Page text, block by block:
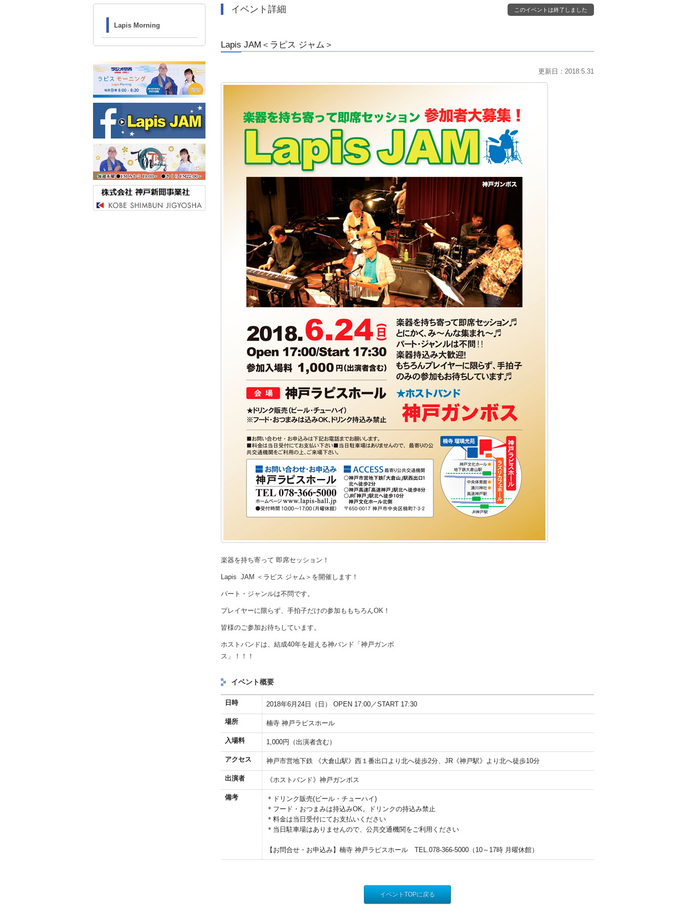
Lapis Morning
イベント詳細 このイベントは終了しました
Lapis JAM＜ラピス ジャム＞
更新日：2018.5.31
楽器を持ち寄って 即席セッション！
Lapis JAM ＜ラピス ジャム＞ を開催します！
パート・ジャンルは不問です。
プレイヤーに限らず、手拍子だけの参加ももちろんOK！
皆様のご参加お待ちしています。
ホストバンドは、結成40年を超える神バンド「神戸ガンボ
ス」！！！
イベント概要
日時 2018年6月24日（日） OPEN 17:00／START 17:30
場所 楠寺 神戸ラピスホール
入場料 1,000円（出演者含む）
アクセス 神戸市営地下鉄 《大倉山駅》西１番出口より北へ徒歩2分、JR《神戸駅》より北へ徒歩10分
出演者 《ホストバンド》神戸ガンボス
備考
＊ドリンク販売(ビール・チューハイ)
＊フード・おつまみは持込みOK。ドリンクの持込み禁止
＊料金は当日受付にてお支払いください
＊当日駐車場はありませんので、公共交通機関をご利用ください
【お問合せ・お申込み】楠寺 神戸ラピスホール TEL.078-366‐5000（10～17時 月曜休館）
イベントTOPに戻る